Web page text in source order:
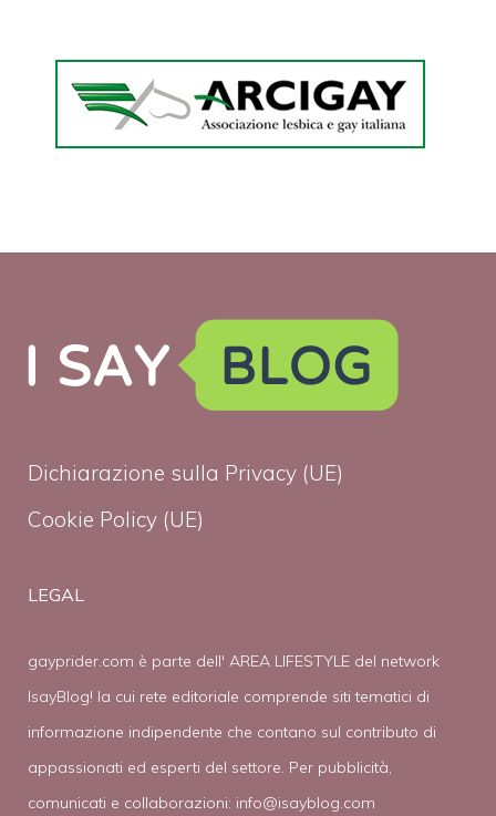
Dichiarazione sulla Privacy (UE)
Cookie Policy (UE)
LEGAL
gayprider.com è parte dell' AREA LIFESTYLE del network
IsayBlog! la cui rete editoriale comprende siti tematici di
informazione indipendente che contano sul contributo di
appassionati ed esperti del settore. Per pubblicità,
comunicati e collaborazioni: info@isayblog.com